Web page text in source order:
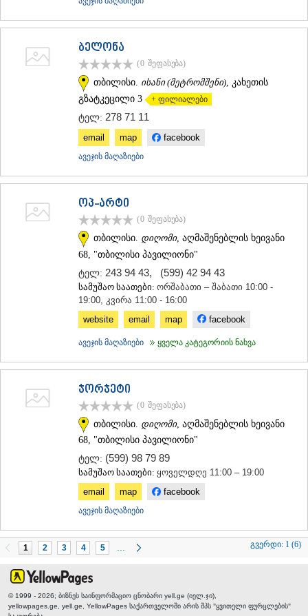
ბელონა
(0 შეფასება)
თბილისი. ისანი (მეტრომშენი) , კახეთის
გზატკეცილი 3 + ფილიალები
ტელ: 278 71 11
email map facebook
ავეჯის მაღაზიები
ოპ-არტი
(0 შეფასება)
თბილისი. დიღომი, აღმაშენებლის ხეივანი
68, "თბილისი პავილიონი"
ტელ: 243 94 43, (599) 42 94 43
სამუშაო საათები: ორშაბათი – შაბათი 10:00 -
19:00, კვირა 11:00 - 16:00
website
email map facebook
ავეჯის მაღაზიები ყველა კატეგორიის ნახვა
ჯორჯეტი
(0 შეფასება)
თბილისი. დიღომი, აღმაშენებლის ხეივანი
68, "თბილისი პავილიონი"
ტელ: (599) 98 79 89
სამუშაო საათები: ყოველდღე 11:00 – 19:00
email
map facebook
ავეჯის მაღაზიები
1 2 3 4 5 გვერდი: 1 (6)
© 1999 - 2026; ბიზნეს საინფორმაციო ცნობარი yell.ge (იელ.ჯი),
yellowpages.ge, yell.ge, YellowPages საქართველოში არის შპს "ყვითელი ფურცლების"